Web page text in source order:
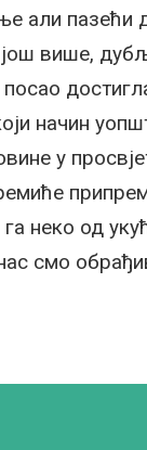
али пазећи
више,
посао
начин
у
неко од
смо